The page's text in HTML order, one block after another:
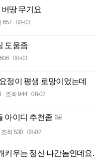
땅 무기요
657 08-03
도움좀
08-03
정이 평생 로망이었는데
조회 944 08-02
아이디 추천좀
조회 530 08-02
키우는 정신 나간놈인데요.